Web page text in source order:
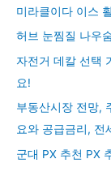
미라클이다 이스
허브 눈찜질 나우
자전거 데칼 선택
요!
부동산시장 전망,
요와 공급금리, 전
군대 PX 추천 PX